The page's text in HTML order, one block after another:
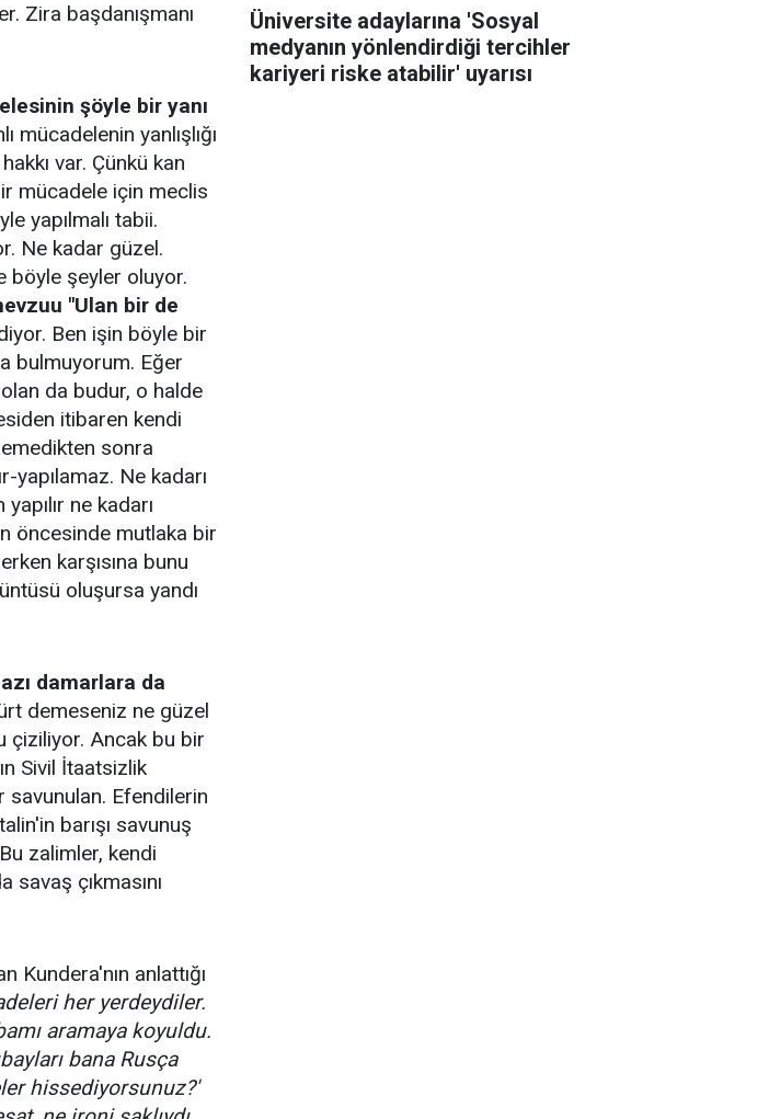
Zira başdanışmanı
şöyle bir yanı
mücadelenin yanlışlığı
var. Çünkü kan
mücadele için meclis
yapılmalı tabii.
Ne kadar güzel.
böyle şeyler oluyor.
"Ulan bir de
Ben işin böyle bir
bulmuyorum. Eğer
da budur, o halde
itibaren kendi
sonra
yapılamaz. Ne kadarı
ne kadarı
öncesinde mutlaka bir
karşısına bunu
oluşursa yandı
damarlara da
demeseniz ne güzel
çiziliyor. Ancak bu bir
Sivil İtaatsizlik
savunulan. Efendilerin
barışı savunuş
zalimler, kendi
çıkmasını
anlattığı
her yerdeydiler.
aramaya koyuldu.
bana Rusça
hissediyorsunuz?'
Üniversite adaylarına 'Sosyal
medyanın yönlendirdiği tercihler
kariyeri riske atabilir' uyarısı